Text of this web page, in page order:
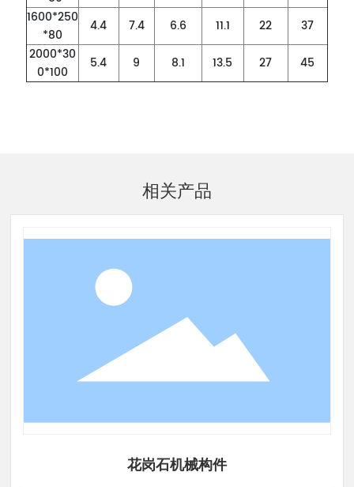
1600*250
*80
4.4 7.4 6.6 11.1 22
37
2000*30
0*100
5.4 9 8.1 13.5 27 45
相关产品
花岗石机械构件